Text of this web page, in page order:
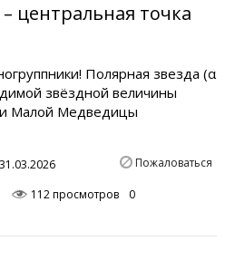
центральная точка
Полярная звезда (α
звёздной величины
Малой Медведицы
31.03.2026 Пожаловаться
112 просмотров 0